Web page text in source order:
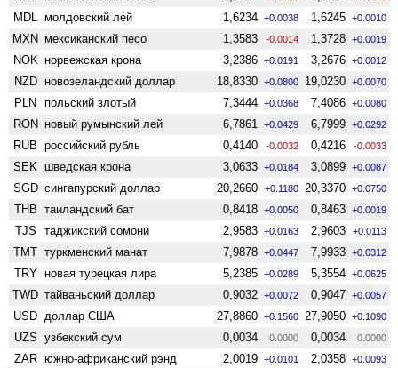
MDL молдовский лей 1,6234 +0.0038 1,6245 +0.0010
MXN мексиканский песо 1,3583 -0.0014 1,3728 +0.0019
NOK норвежская крона 3,2386 +0.0191 3,2676 +0.0012
NZD ново­зеландский доллар 18,8330 +0.0800 19,0230 +0.0070
PLN польский злотый 7,3444 +0.0368 7,4086 +0.0080
RON новый румынский лей 6,7861 +0.0429 6,7999 +0.0292
RUB российский рубль 0,4140 -0.0032 0,4216 -0.0033
SEK шведская крона 3,0633 +0.0184 3,0899 +0.0087
SGD сингапурский доллар 20,2660 +0.1180 20,3370 +0.0750
THB таиландский бат 0,8418 +0.0050 0,8463 +0.0019
TJS таджикский сомони 2,9583 +0.0163 2,9603 +0.0113
TMT туркменский манат 7,9878 +0.0447 7,9933 +0.0312
TRY новая турецкая лира 5,2385 +0.0289 5,3554 +0.0625
TWD тайваньский доллар 0,9032 +0.0072 0,9047 +0.0057
USD доллар США 27,8860 +0.1560 27,9050 +0.1090
UZS узбекский сум 0,0034 0.0000 0,0034 0.0000
ZAR южно-африканский рэнд 2,0019 +0.0101 2,0358 +0.0093